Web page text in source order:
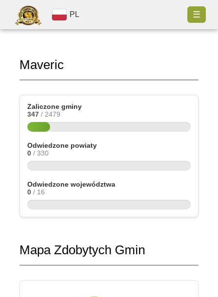
PL ☰
Maveric
Zaliczone gminy
347 / 2479
Odwiedzone powiaty
0 / 330
Odwiedzone województwa
0 / 16
Mapa Zdobytych Gmin